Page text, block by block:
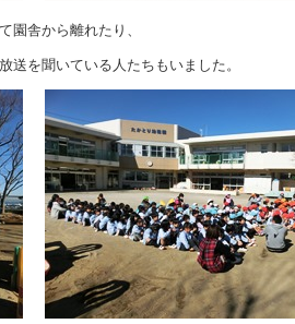
園舎から離れたり、
送を聞いている人たちもいました。